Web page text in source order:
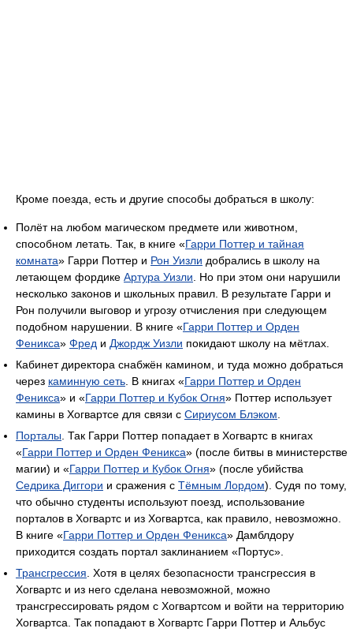
Кроме поезда, есть и другие способы добраться в школу:
Полёт на любом магическом предмете или животном,
способном летать. Так, в книге «Гарри Поттер и тайная
комната» Гарри Поттер и Рон Уизли добрались в школу на
летающем фордике Артура Уизли. Но при этом они нарушили
несколько законов и школьных правил. В результате Гарри и
Рон получили выговор и угрозу отчисления при следующем
подобном нарушении. В книге «Гарри Поттер и Орден
Феникса» Фред и Джордж Уизли покидают школу на мётлах.
Кабинет директора снабжён камином, и туда можно добраться
через каминную сеть. В книгах «Гарри Поттер и Орден
Феникса» и «Гарри Поттер и Кубок Огня» Поттер использует
камины в Хогвартсе для связи с Сириусом Блэком.
Порталы. Так Гарри Поттер попадает в Хогвартс в книгах
«Гарри Поттер и Орден Феникса» (после битвы в министерстве
магии) и «Гарри Поттер и Кубок Огня» (после убийства
Седрика Диггори и сражения с Тёмным Лордом). Судя по тому,
что обычно студенты используют поезд, использование
порталов в Хогвартс и из Хогвартса, как правило, невозможно.
В книге «Гарри Поттер и Орден Феникса» Дамблдору
приходится создать портал заклинанием «Портус».
Трансгрессия. Хотя в целях безопасности трансгрессия в
Хогвартс и из него сделана невозможной, можно
трансгрессировать рядом с Хогвартсом и войти на территорию
Хогвартса. Так попадают в Хогвартс Гарри Поттер и Альбус